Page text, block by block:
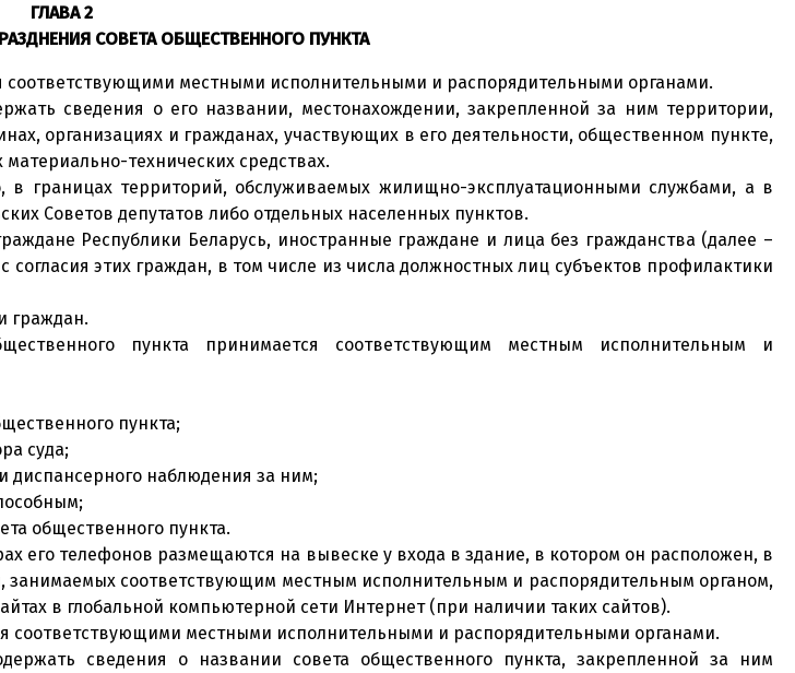
ГЛАВА 2
СОВЕТА ОБЩЕСТВЕННОГО ПУНКТА
местными исполнительными и распорядительными органами.
сведения о его названии, местонахождении, закрепленной за ним территории,
организациях и гражданах, участвующих в его деятельности, общественном пункте,
технических средствах.
границах территорий, обслуживаемых жилищно-эксплуатационными службами, а в
Советов депутатов либо отдельных населенных пунктов.
Республики Беларусь, иностранные граждане и лица без гражданства (далее –
этих граждан, в том числе из числа должностных лиц субъектов профилактики
граждан.
пункта принимается соответствующим местным исполнительным и
пункта;
суда;
диспансерного наблюдения за ним;
общественного пункта.
его телефонов размещаются на вывеске у входа в здание, в котором он расположен, в
соответствующим местным исполнительным и распорядительным органом,
в глобальной компьютерной сети Интернет (при наличии таких сайтов).
соответствующими местными исполнительными и распорядительными органами.
сведения о названии совета общественного пункта, закрепленной за ним